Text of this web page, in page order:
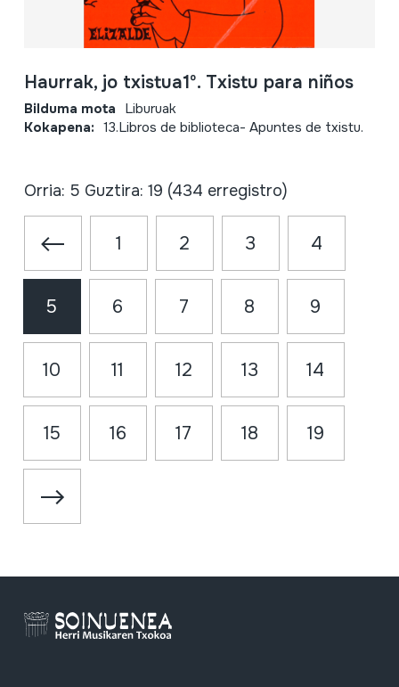
Haurrak, jo txistua1º. Txistu para niños
Bilduma mota Liburuak
Kokapena: 13.Libros de biblioteca- Apuntes de txistu.
Orria: 5 Guztira: 19 (434 erregistro)
1 2 3 4
5 6 7 8 9
10 11 12 13 14
15 16 17 18 19